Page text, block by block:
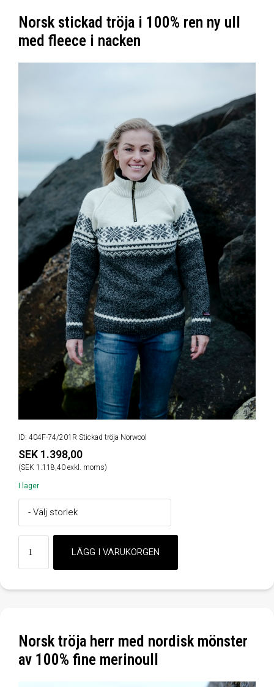
Norsk stickad tröja i 100% ren ny ull
med fleece i nacken
ID: 404F-74/201R Stickad tröja Norwool
SEK 1.398,00
(SEK 1.118,40 exkl. moms)
I lager
Norsk tröja herr med nordisk mönster
av 100% fine merinoull